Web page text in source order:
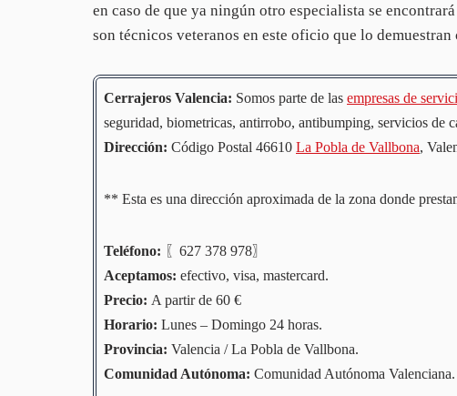
en caso de que ya ningún otro especialista se
son técnicos veteranos en este oficio que lo
Cerrajeros Valencia: Somos parte de las empresas de
seguridad, biometricas, antirrobo, antibumping, servicios de
Dirección: Código Postal 46610 La Pobla de Vallbona,
** Esta es una dirección aproximada de la zona donde
Teléfono: 〖627 378 978〗
Aceptamos: efectivo, visa, mastercard.
Precio: A partir de 60 €
Horario: Lunes – Domingo 24 horas.
Provincia: Valencia / La Pobla de Vallbona.
Comunidad Autónoma: Comunidad Autónoma Valenciana.